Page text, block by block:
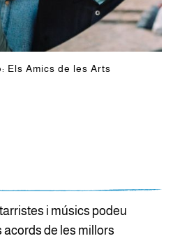
Els Amics de les Arts
i músics podeu
de les millors